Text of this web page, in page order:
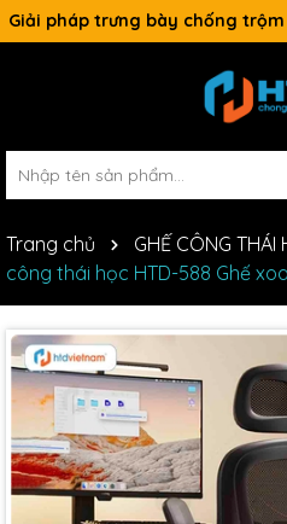
Giải pháp trưng bày chống
Trang chủ GHẾ CÔNG THÁI
công thái học HTD-588 Ghế